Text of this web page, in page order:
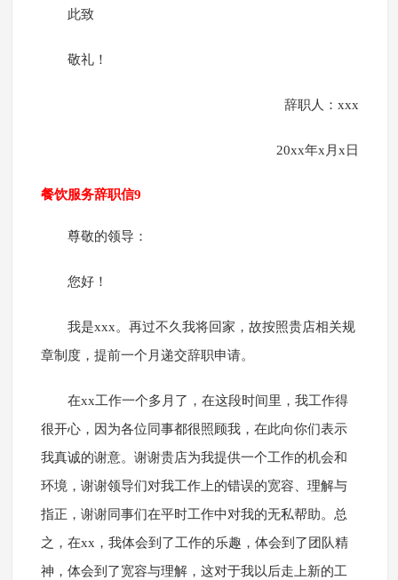
此致
敬礼！
辞职人：xxx
20xx年x月x日
餐饮服务辞职信9
尊敬的领导：
您好！
我是xxx。再过不久我将回家，故按照贵店相关规
章制度，提前一个月递交辞职申请。
在xx工作一个多月了，在这段时间里，我工作得
很开心，因为各位同事都很照顾我，在此向你们表示
我真诚的谢意。谢谢贵店为我提供一个工作的机会和
环境，谢谢领导们对我工作上的错误的宽容、理解与
指正，谢谢同事们在平时工作中对我的无私帮助。总
之，在xx，我体会到了工作的乐趣，体会到了团队精
神，体会到了宽容与理解，这对于我以后走上新的工